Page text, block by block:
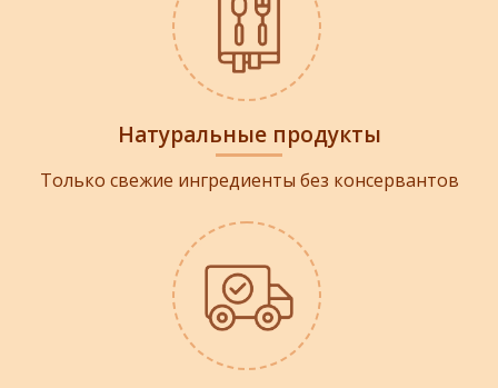
Натуральные продукты
Только свежие ингредиенты без консервантов